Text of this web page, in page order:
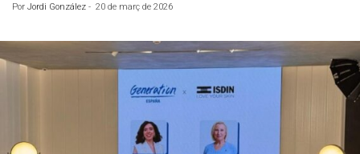
Por Jordi González - 20 de març de 2026